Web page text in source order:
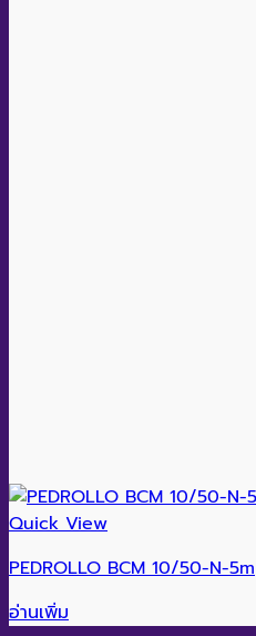
Quick View
PEDROLLO BCM 10/50-N-5m
อ่านเพิ่ม